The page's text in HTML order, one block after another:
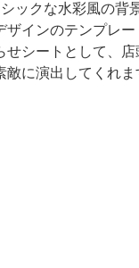
ックな水彩風の背
インのテンプレ
シートとして、
に演出してくれま